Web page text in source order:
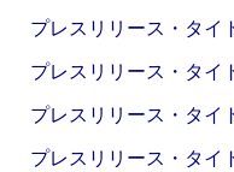
プレスリリース・タ
プレスリリース・タ
プレスリリース・タ
プレスリリース・タ